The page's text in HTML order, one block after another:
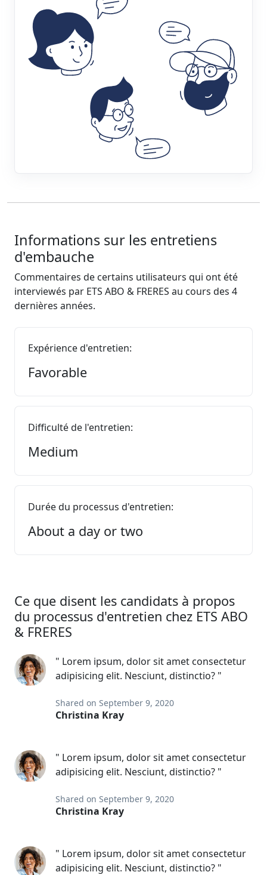
Informations sur les entretiens
d'embauche
Commentaires de certains utilisateurs qui ont été
interviewés par ETS ABO & FRERES au cours des 4
dernières années.
Expérience d'entretien:
Favorable
Difficulté de l'entretien:
Medium
Durée du processus d'entretien:
About a day or two
Ce que disent les candidats à propos
du processus d'entretien chez ETS ABO
& FRERES
" Lorem ipsum, dolor sit amet consectetur
adipisicing elit. Nesciunt, distinctio? "
Shared on September 9, 2020
Christina Kray
" Lorem ipsum, dolor sit amet consectetur
adipisicing elit. Nesciunt, distinctio? "
Shared on September 9, 2020
Christina Kray
" Lorem ipsum, dolor sit amet consectetur
adipisicing elit. Nesciunt, distinctio? "